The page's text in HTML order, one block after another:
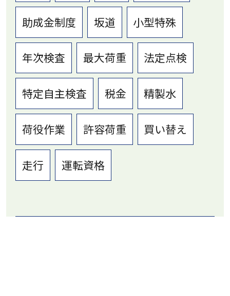
助成金制度 坂道 小型特殊
年次検査 最大荷重 法定点検
特定自主検査 税金 精製水
荷役作業 許容荷重 買い替え
走行 運転資格